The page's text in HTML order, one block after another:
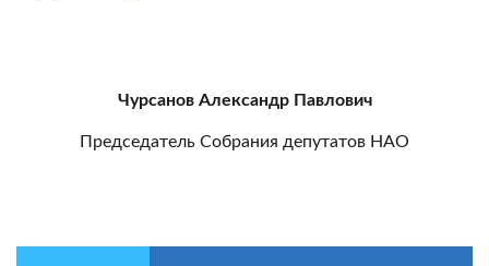
Чурсанов Александр Павлович
Председатель Собрания депутатов НАО